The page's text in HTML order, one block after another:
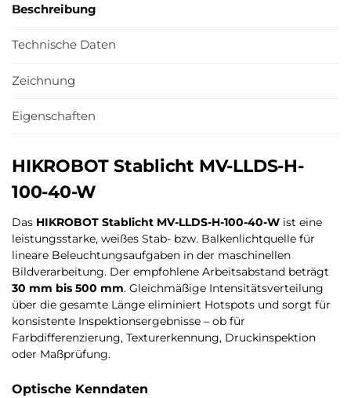
Beschreibung
Technische Daten
Zeichnung
Eigenschaften
HIKROBOT Stablicht MV-LLDS-H-
100-40-W
Das HIKROBOT Stablicht MV-LLDS-H-100-40-W ist eine
leistungsstarke, weißes Stab- bzw. Balkenlichtquelle für
lineare Beleuchtungsaufgaben in der maschinellen
Bildverarbeitung. Der empfohlene Arbeitsabstand beträgt
30 mm bis 500 mm. Gleichmäßige Intensitätsverteilung
über die gesamte Länge eliminiert Hotspots und sorgt für
konsistente Inspektionsergebnisse – ob für
Farbdifferenzierung, Texturerkennung, Druckinspektion
oder Maßprüfung.
Optische Kenndaten